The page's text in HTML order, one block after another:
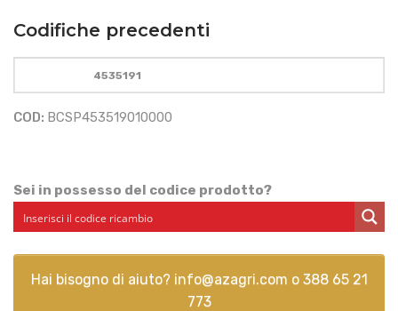
Codifiche precedenti
4535191
COD: BCSP453519010000
Sei in possesso del codice prodotto?
Hai bisogno di aiuto? info@azagri.com o 388 65 21
773